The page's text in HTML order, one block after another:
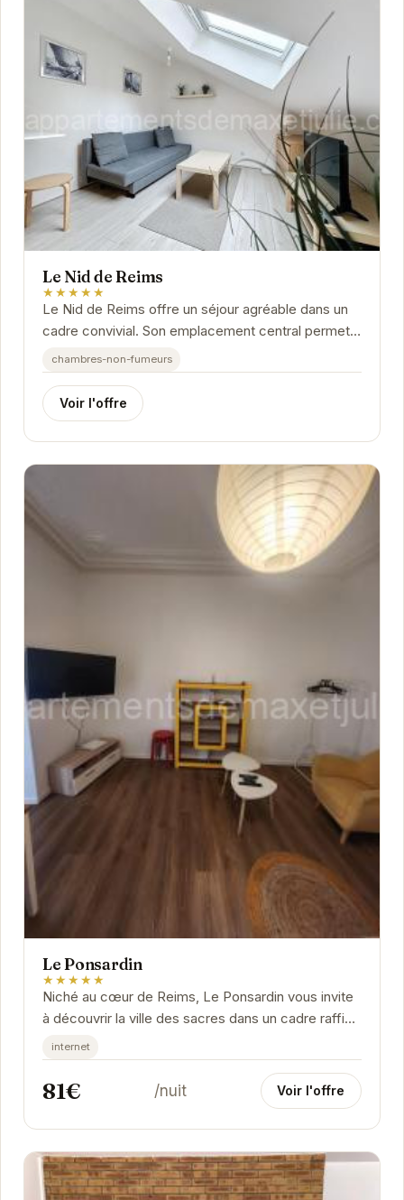
Le Nid de Reims
★★★★★
Le Nid de Reims offre un séjour agréable dans un
cadre convivial. Son emplacement central permet
un accès facile aux principaux attraits de la...
chambres-non-fumeurs
Voir l'offre
Le Ponsardin
★★★★★
Niché au cœur de Reims, Le Ponsardin vous invite
à découvrir la ville des sacres dans un cadre raffiné
et confortable.
internet
81€ /nuit Voir l'offre